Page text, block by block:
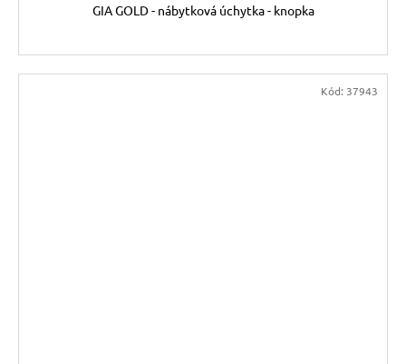
GIA GOLD - nábytková úchytka - knopka
Kód: 37943